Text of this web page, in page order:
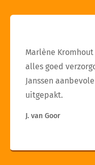
Marlène
alles goed
Janssen
uitgepakt.
J. van Goor